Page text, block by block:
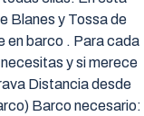
Blanes y Tossa de
en barco . Para cada
y si merece
Distancia desde
Barco necesario: